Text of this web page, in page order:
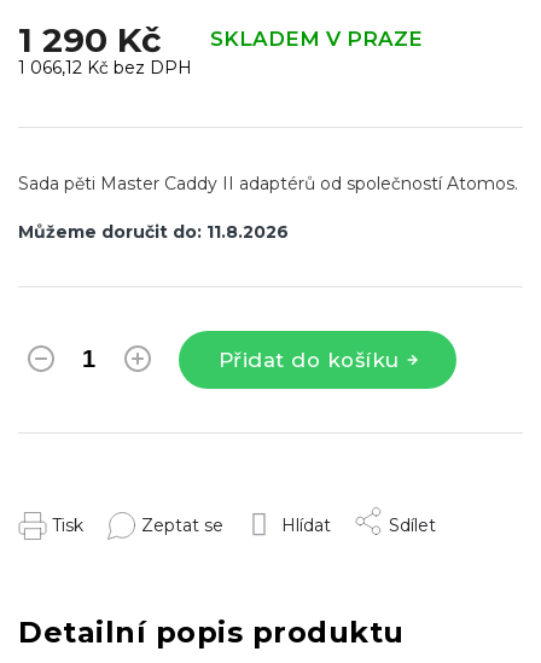
1 290 Kč SKLADEM V PRAZE
1 066,12 Kč bez DPH
cena:
Můžeme doručit do: 11.8.2026
Přidat do košíku
Sada pěti Master Caddy II adaptérů od společností Atomos.
Tisk Zeptat se Hlídat Sdílet
Detailní popis produktu